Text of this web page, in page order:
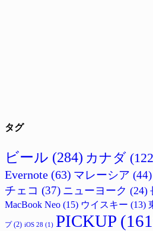
タグ
ビール (284) カナダ
Evernote (63) マレーシア (44)
チェコ (37) ニューヨーク (24)
MacBook Neo (15) ウイスキー (13)
プ(2) iOS 28 (1) PICKUP